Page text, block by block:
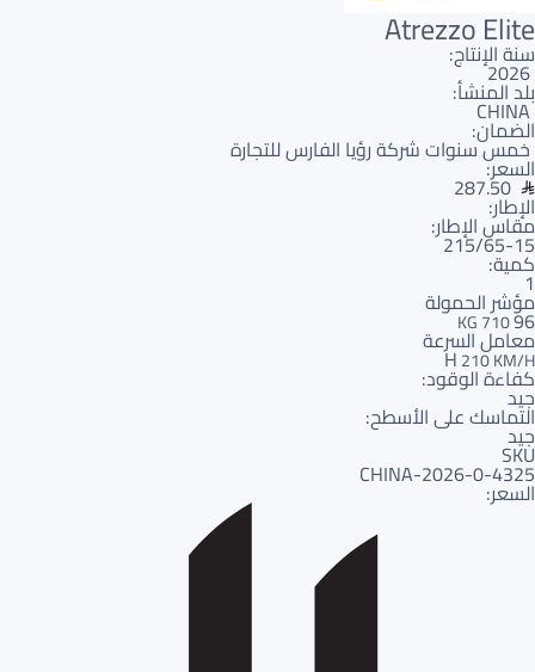
Atrezzo Elite
سنة الإنتاج:
2026
بلد المنشأ:
CHINA
الضمان:
خمس سنوات شركة رؤيا الفارس للتجارة
السعر:
287.50
الإطار:
مقاس الإطار:
215/65-15
كمية:
1
مؤشر الحمولة
96
710 KG
معامل السرعة
H210 KM/H
كفاءة الوقود:
جيد
التماسك على الأسطح:
جيد
SKU
4325-CHINA-2026-0
السعر: